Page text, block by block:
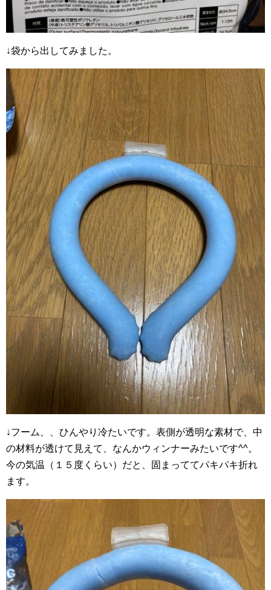
↓袋から出してみました。
↓フーム、、ひんやり冷たいです。表側が透明な素材で、中
の材料が透けて見えて、なんかウィンナーみたいです^^。
今の気温（１５度くらい）だと、固まっててパキパキ折れ
ます。